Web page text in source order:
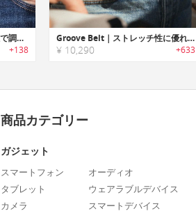
ULTIMATE BELT｜6mm単位で調整可能なベルトホールレスベルト「アルティメットベルト」
+138
Groove Belt｜ストレッチ性に優れサイズ調整不要のマグネットバックルベルト「グルーブベルト」
¥ 10,290 +633
商品カテゴリー
ガジェット
スマートフォン
タブレット
カメラ
オーディオ
ウェアラブルデバイス
スマートデバイス